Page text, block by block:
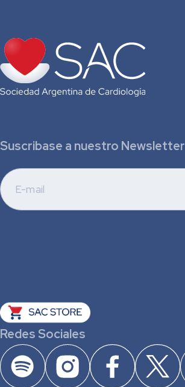
Suscribase a nuestro Newsletter
Redes Sociales